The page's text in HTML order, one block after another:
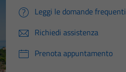
Leggi le domande frequenti
Richiedi assistenza
Prenota appuntamento